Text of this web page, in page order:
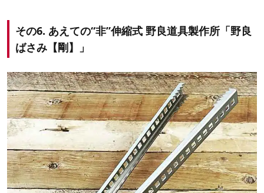
その6. あえての“非”伸縮式 野良道具製作所「野良
ばさみ【剛】」